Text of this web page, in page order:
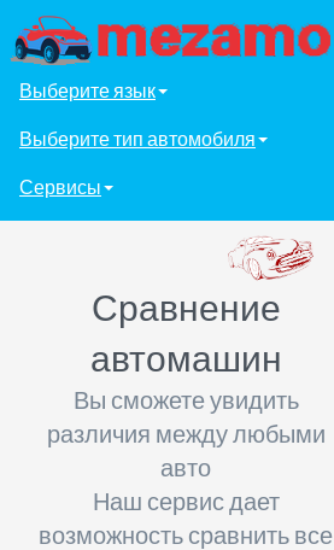
Выберите язык
Выберите тип автомобиля
Сервисы
Сравнение
автомашин
Вы сможете увидить
различия между любыми
авто
Наш сервис дает
возможность сравнить все